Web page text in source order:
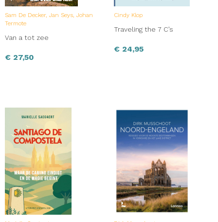
Sam De Decker, Jan Seys, Johan
Termote
Van a tot zee
€ 27,50
Cindy Klop
Traveling the 7 C’s
€ 24,95